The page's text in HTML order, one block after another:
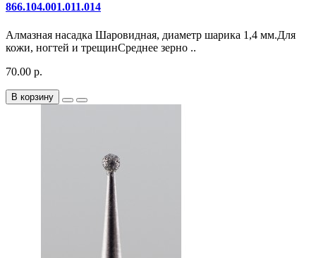
866.104.001.011.014
Алмазная насадка Шаровидная, диаметр шарика 1,4 мм.Для
кожи, ногтей и трещинСреднее зерно ..
70.00 р.
В корзину